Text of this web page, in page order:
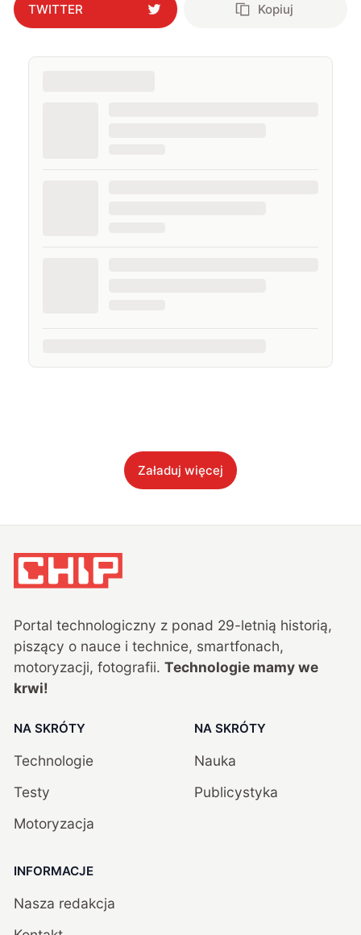
TWITTER Kopiuj
Załaduj więcej
Portal technologiczny z ponad 29-letnią historią,
piszący o nauce i technice, smartfonach,
motoryzacji, fotografii. Technologie mamy we
krwi!
NA SKRÓTY
Technologie
Testy
Motoryzacja
NA SKRÓTY
Nauka
Publicystyka
INFORMACJE
Nasza redakcja